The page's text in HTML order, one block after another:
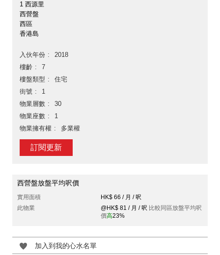
1 西源里
西營盤
西區
香港島
入伙年份
2018
樓齡
7
樓盤類型
住宅
街號
1
物業層數
30
物業座數
1
物業擁有權
多業權
訂閱更新
西營盤放盤平均呎價
實用面積
HK$ 66 / 月 / 呎
此物業
@HK$ 81 / 月 / 呎 比較同區放盤平均呎
價高23%
加入到我的心水名單